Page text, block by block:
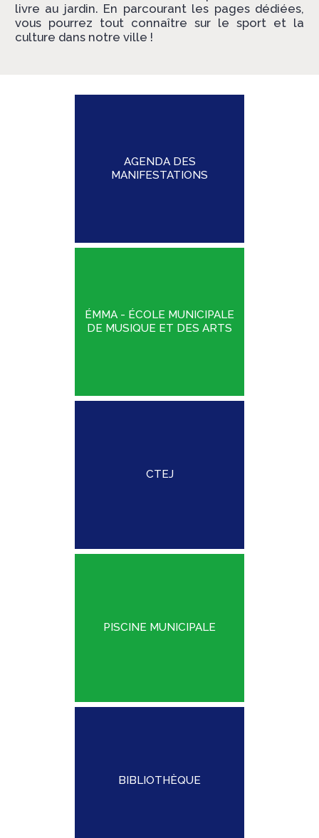
livre au jardin. En parcourant les pages dédiées,
vous pourrez tout connaître sur le sport et la
culture dans notre ville !
AGENDA DES
MANIFESTATIONS
ÉMMA - ÉCOLE MUNICIPALE
DE MUSIQUE ET DES ARTS
CTEJ
PISCINE MUNICIPALE
BIBLIOTHÈQUE